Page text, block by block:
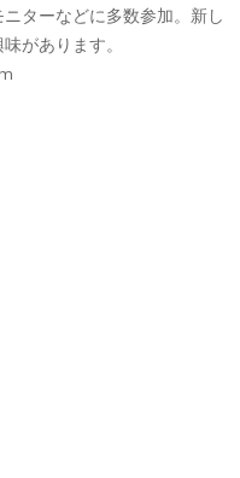
ターなどに多数参加。新し
があります。